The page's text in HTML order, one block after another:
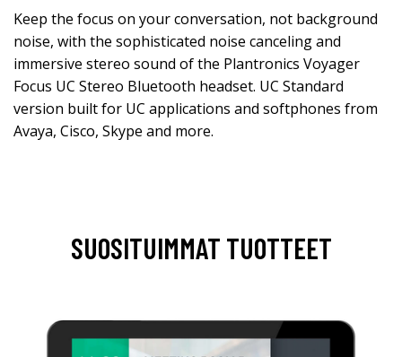
Keep the focus on your conversation, not background
noise, with the sophisticated noise canceling and
immersive stereo sound of the Plantronics Voyager
Focus UC Stereo Bluetooth headset. UC Standard
version built for UC applications and softphones from
Avaya, Cisco, Skype and more.
SUOSITUIMMAT TUOTTEET